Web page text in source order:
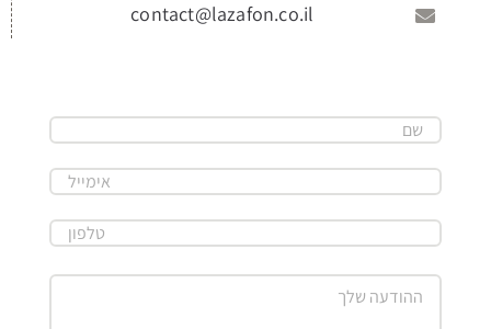
contact@lazafon.co.il